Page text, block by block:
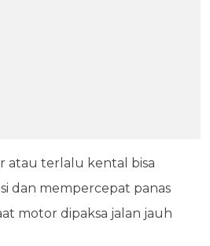
atau terlalu kental bisa
dan mempercepat panas
motor dipaksa jalan jauh